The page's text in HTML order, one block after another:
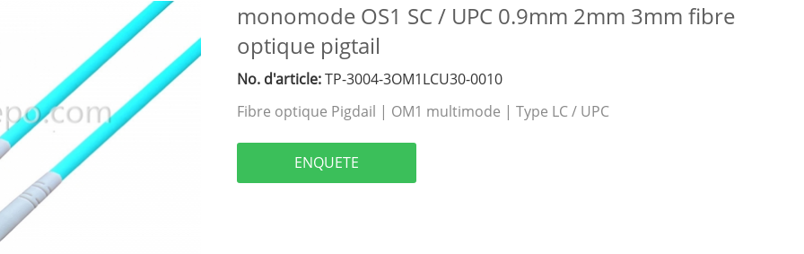
monomode OS1 SC / UPC 0.9mm 2mm 3mm fibre
optique pigtail
No. d'article:TP-3004-3OM1LCU30-0010
Fibre optique Pigdail | OM1 multimode | Type LC / UPC
ENQUETE